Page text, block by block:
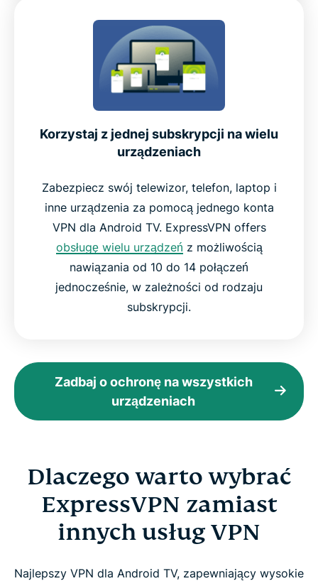
Korzystaj z jednej subskrypcji na wielu
urządzeniach
Zabezpiecz swój telewizor, telefon, laptop i
inne urządzenia za pomocą jednego konta
VPN dla Android TV. ExpressVPN offers
obsługę wielu urządzeń z możliwością
nawiązania od 10 do 14 połączeń
jednocześnie, w zależności od rodzaju
subskrypcji.
Zadbaj o ochronę na wszystkich
urządzeniach
Dlaczego warto wybrać
ExpressVPN zamiast
innych usług VPN
Najlepszy VPN dla Android TV, zapewniający wysokie